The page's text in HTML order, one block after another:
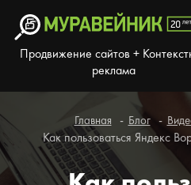
Продвижение сайтов +
реклама
Главная Блог
Как пользоваться Яндекс